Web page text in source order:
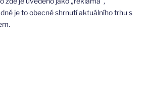
je to obecné shrnutí aktuálního trhu s